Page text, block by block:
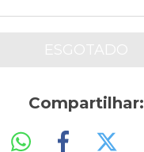
Compartilhar: